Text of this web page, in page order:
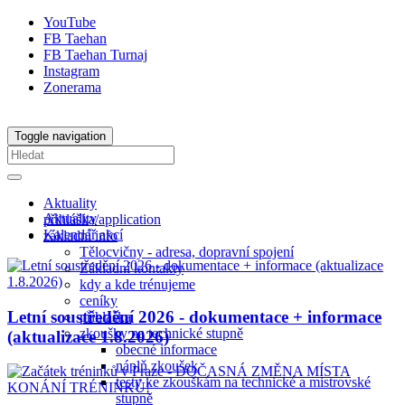
YouTube
FB Taehan
FB Taehan Turnaj
Instagram
Zonerama
Toggle navigation
Aktuality
přihláška/application
základní info
Tělocvičny - adresa, dopravní spojení
Základní kontakty
kdy a kde trénujeme
ceníky
přihláška
zkoušky na technické stupně
obecné informace
náplň zkoušek
testy ke zkouškám na technické a mistrovské
stupně
Aktuality
Kalendář akcí
Letní soustředění 2026 - dokumentace + informace
(aktualizace 1.8.2026)